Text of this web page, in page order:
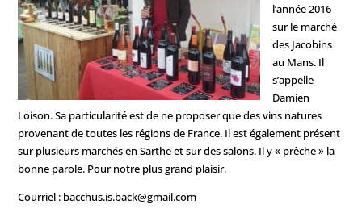
l’année 2016
sur le marché
des Jacobins
au Mans. Il
s’appelle
Damien
Loison. Sa particularité est de ne proposer que des vins natures
provenant de toutes les régions de France. Il est également présent
sur plusieurs marchés en Sarthe et sur des salons. Il y « prêche » la
bonne parole. Pour notre plus grand plaisir.
Courriel : bacchus.is.back@gmail.com